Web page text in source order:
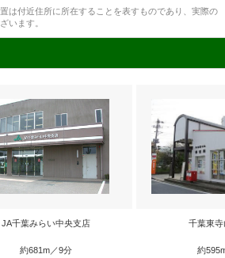
は付近住所に所在することを表すものであり、実際の
います。
JA千葉みらい中央支店
約681m／9分
千葉東
約